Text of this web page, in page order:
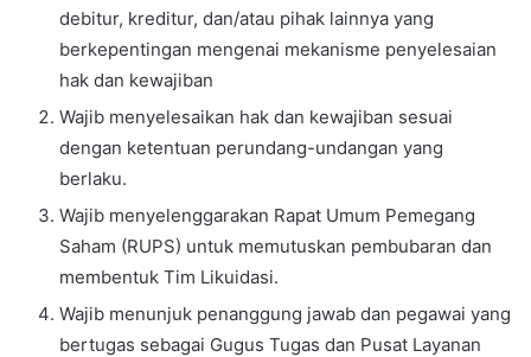
debitur, kreditur, dan/atau pihak lainnya yang
berkepentingan mengenai mekanisme penyelesaian
hak dan kewajiban
Wajib menyelesaikan hak dan kewajiban sesuai
dengan ketentuan perundang-undangan yang
berlaku.
Wajib menyelenggarakan Rapat Umum Pemegang
Saham (RUPS) untuk memutuskan pembubaran dan
membentuk Tim Likuidasi.
Wajib menunjuk penanggung jawab dan pegawai yang
bertugas sebagai Gugus Tugas dan Pusat Layanan